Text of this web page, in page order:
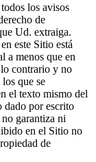
los avisos
de
Ud. extraiga.
este Sitio está
a menos que en
contrario y no
que se
el texto mismo del
dado por escrito
garantiza ni
en el Sitio no
de